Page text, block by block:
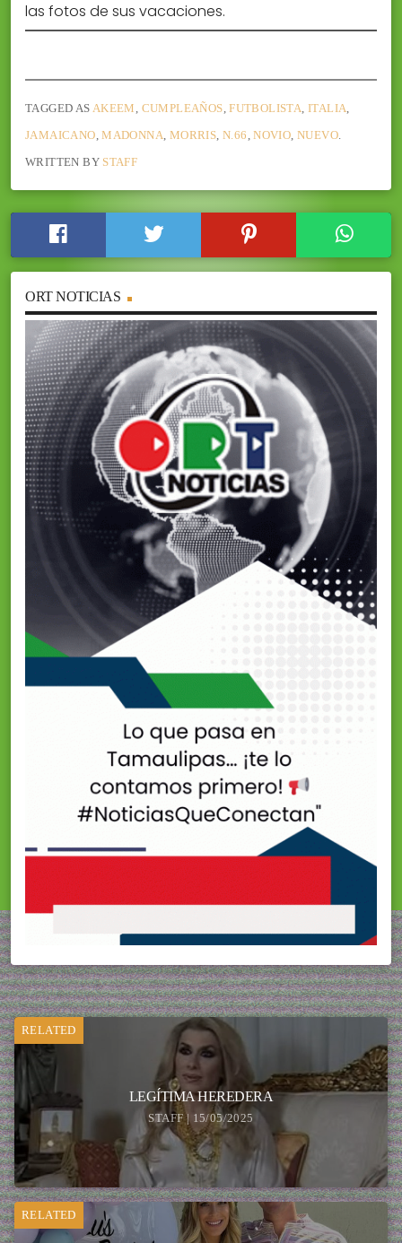
las fotos de sus vacaciones.
TAGGED AS AKEEM CUMPLEAÑOS ,FUTBOLISTA ,ITALIA
JAMAICANO ,MADONNA MORRIS N.66 ,NOVIO ,NUEVO.
WRITTEN BY STAFF
ORT NOTICIAS
RELATED
LEGÍTIMA HEREDERA
STAFF | 15/05/2025
RELATED